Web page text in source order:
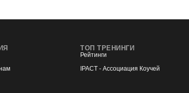
ТОП ТРЕНИНГИ
Рейтинги
IPACT - Ассоциация Коучей